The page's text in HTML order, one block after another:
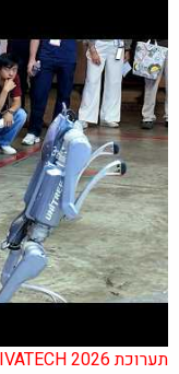
תערוכת VIVATECH 2026 בפריז: הטכנולוגיות שישנו את העולם